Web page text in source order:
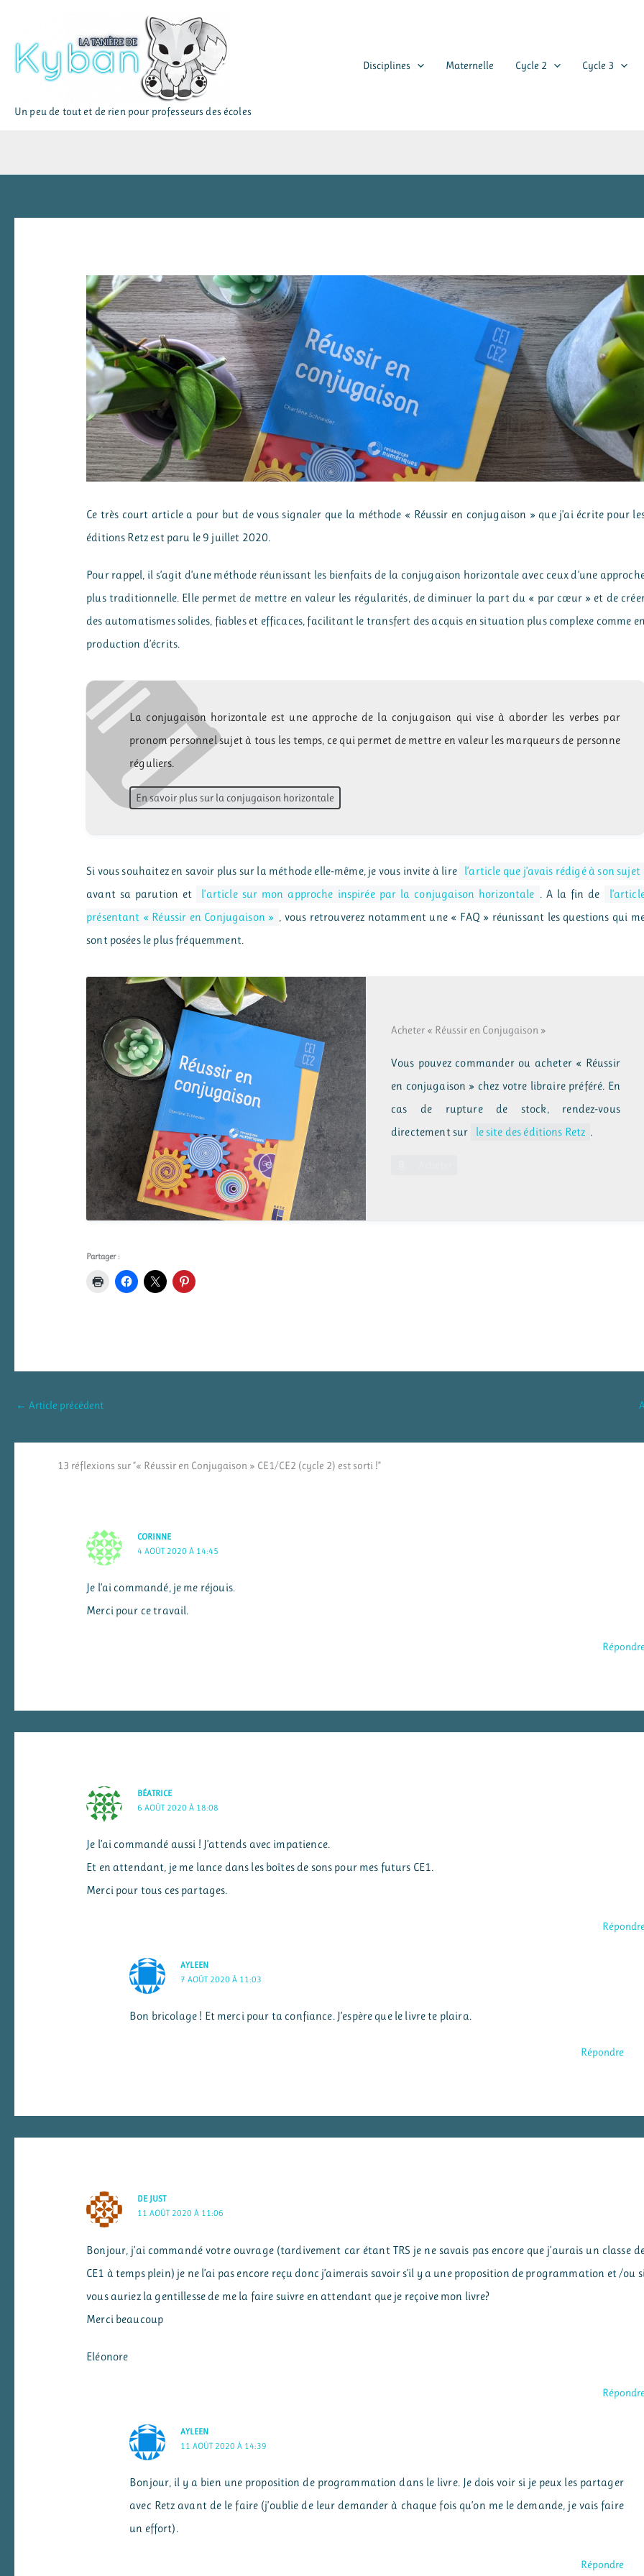
contenu
Un peu de tout et de rien pour professeurs des écoles
Disciplines Maternelle Cycle 2 Cycle 3
Ce très court article a pour but de vous signaler que la méthode « Réussir en conjugaison » que j’ai écrite pour
éditions Retz est paru le 9 juillet 2020.
Pour rappel, il s’agit d’une méthode réunissant les bienfaits de la conjugaison horizontale avec ceux d’une
plus traditionnelle. Elle permet de mettre en valeur les régularités, de diminuer la part du « par cœur » et de
des automatismes solides, fiables et efficaces, facilitant le transfert des acquis en situation plus complexe comme en
production d’écrits.
La conjugaison horizontale est une approche de la conjugaison qui vise à aborder les verbes par
pronom personnel sujet à tous les temps, ce qui permet de mettre en valeur les marqueurs de personne
réguliers.
En savoir plus sur la conjugaison horizontale
Si vous souhaitez en savoir plus sur la méthode elle-même, je vous invite à lire
l’article que j’avais rédigé à son sujet
avant sa parution et
l’article sur mon approche inspirée par la conjugaison horizontale . A la fin de
présentant « Réussir en Conjugaison » , vous retrouverez notamment une « FAQ » réunissant les questions qui
sont posées le plus fréquemment.
Acheter « Réussir en Conjugaison »
Vous pouvez commander ou acheter « Réussir
en conjugaison » chez votre libraire préféré. En
cas de rupture de stock, rendez-vous
directement sur
le site des éditions Retz .
Partager :
← Article précédent
13 réflexions sur “« Réussir en Conjugaison » CE1/CE2 (cycle 2) est sorti !”
CORINNE
4 AOÛT 2020 À 14:45
Je l’ai commandé, je me réjouis.
Merci pour ce travail.
Répondre
BÉATRICE
6 AOÛT 2020 À 18:08
Je l’ai commandé aussi ! J’attends avec impatience.
Et en attendant, je me lance dans les boîtes de sons pour mes futurs CE1.
Merci pour tous ces partages.
Répondre
AYLEEN
7 AOÛT 2020 À 11:03
Bon bricolage ! Et merci pour ta confiance. J’espère que le livre te plaira.
Répondre
DE JUST
11 AOÛT 2020 À 11:06
Bonjour, j’ai commandé votre ouvrage (tardivement car étant TRS je ne savais pas encore que j’aurais un classe
CE1 à temps plein) je ne l’ai pas encore reçu donc j’aimerais savoir s’il y a une proposition de programmation et /ou si
vous auriez la gentillesse de me la faire suivre en attendant que je reçoive mon livre?
Merci beaucoup
Eléonore
Répondre
AYLEEN
11 AOÛT 2020 À 14:39
Bonjour, il y a bien une proposition de programmation dans le livre. Je dois voir si je peux les partager
avec Retz avant de le faire (j’oublie de leur demander à chaque fois qu’on me le demande, je vais faire
un effort).
Répondre